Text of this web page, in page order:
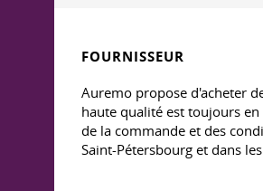
FOURNISSEUR
Auremo propose d'acheter
haute qualité est toujours
de la commande et des
Saint-Pétersbourg et dans